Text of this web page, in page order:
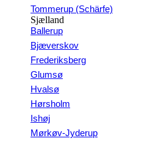
Tommerup (Schärfe)
Sjælland
Ballerup
Bjæverskov
Frederiksberg
Glumsø
Hvalsø
Hørsholm
Ishøj
Mørkøv-Jyderup